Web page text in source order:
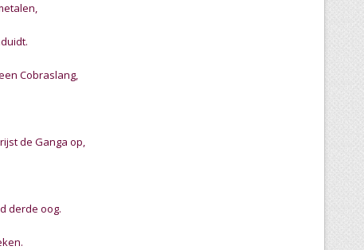
Cobraslang,
de Ganga op,
derde oog.